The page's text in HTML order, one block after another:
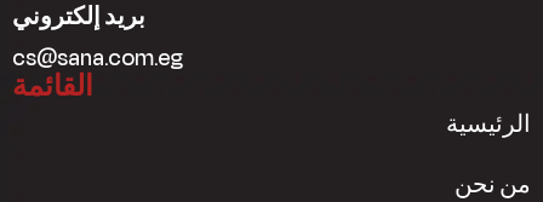
بريد إلكتروني
cs@sana.com.eg
القائمة
الرئيسية
من نحن